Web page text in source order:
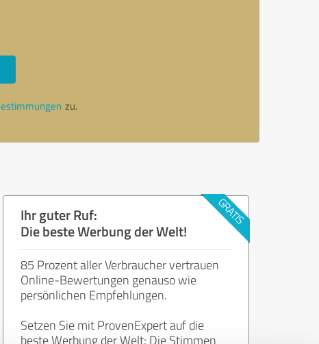
zu.
Ihr guter Ruf:
Die beste Werbung der Welt!
85 Prozent aller Verbraucher vertrauen
Online-Bewertungen genauso wie
persönlichen Empfehlungen.
Setzen Sie mit ProvenExpert auf die
beste Werbung der Welt: Die Stimmen